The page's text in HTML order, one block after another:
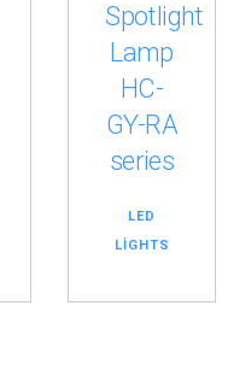
Spotlight
Lamp
HC-
GY-RA
series
LED
LIGHTS